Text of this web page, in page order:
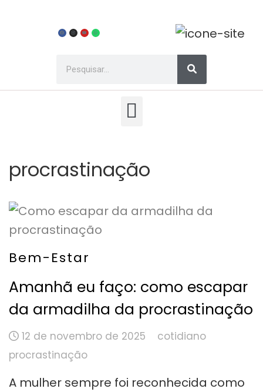
procrastinação
Bem-Estar
Amanhã eu faço: como escapar
da armadilha da procrastinação
12 de novembro de 2025
cotidiano
procrastinação
A mulher sempre foi reconhecida como